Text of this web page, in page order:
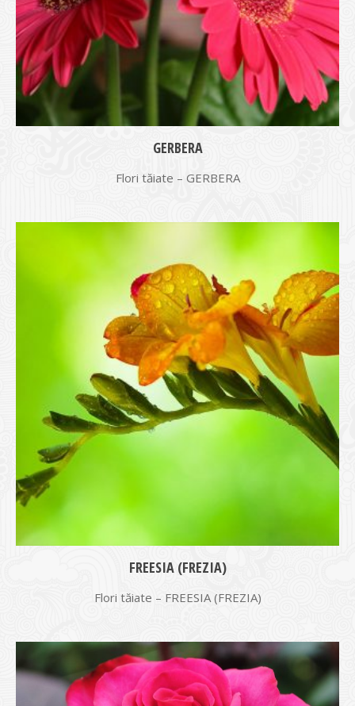
GERBERA
Flori tăiate – GERBERA
FREESIA (FREZIA)
Flori tăiate – FREESIA (FREZIA)